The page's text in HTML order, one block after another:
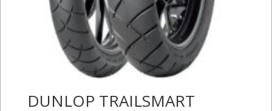
DUNLOP TRAILSMART